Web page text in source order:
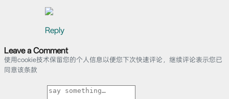
Reply
Leave a Comment
使用cookie技术保留您的个人信息以便您下次快速评论，继续评论表示您已
同意该条款